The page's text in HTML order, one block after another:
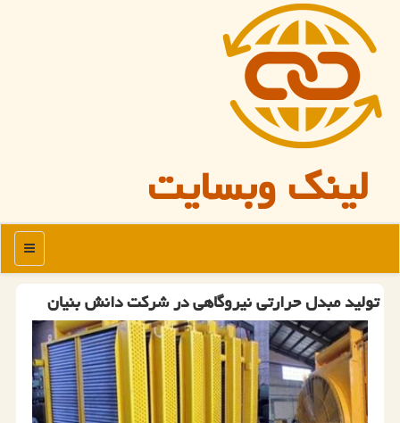
لینک وبسایت
منو
تولید مبدل حرارتی نیروگاهی در شرکت دانش بنیان